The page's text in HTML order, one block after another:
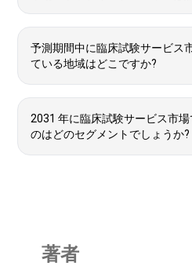
予測期間中に臨床試験サービス
ている地域はどこですか?
2031 年に臨床試験サービス市
のはどのセグメントでしょうか?
著者